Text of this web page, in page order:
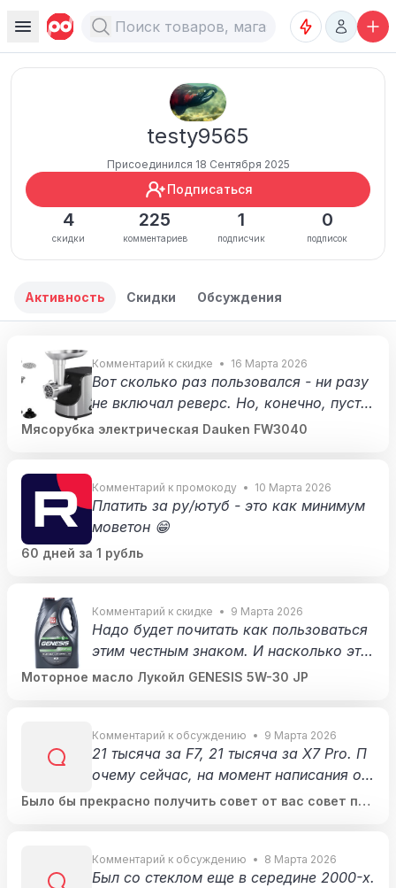
testy9565
Присоединился 18 Сентября 2025
Подписаться
4
скидки
225
комментариев
1
подписчик
0
подписок
Активность Скидки Обсуждения
Комментарий к скидке 16 Марта 2026
Вот сколько раз пользовался - ни разу
не включал реверс. Но, конечно, пусть
будет 😁
Мясорубка электрическая Dauken FW3040
Комментарий к промокоду 10 Марта 2026
Платить за ру/ютуб - это как минимум
моветон 😁
60 дней за 1 рубль
Комментарий к скидке 9 Марта 2026
Надо будет почитать как пользоваться
этим честным знаком. И насколько это
реально гарантия, что, скажем, в ориги
Моторное масло Лукойл GENESIS 5W-30 JP
Комментарий к обсуждению 9 Марта 2026
21 тысяча за F7, 21 тысяча за X7 Pro. П
очему сейчас, на момент написания отз
ыва, ценники какие-то выдуманные из
аковые 😁
Было бы прекрасно получить совет от вас совет по
Комментарий к обсуждению 8 Марта 2026
Был со стеклом еще в середине 2000-х.